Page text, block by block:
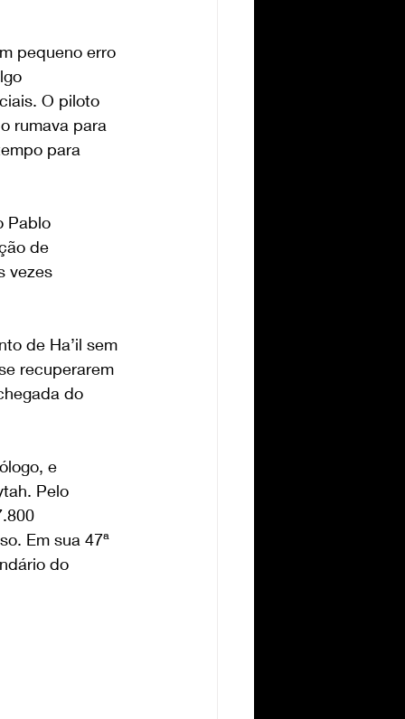
pequeno erro
O piloto
rumava para
para
Pablo
de
vezes
de Ha’il sem
recuperarem
do
e
Pelo
Em sua 47ª
do